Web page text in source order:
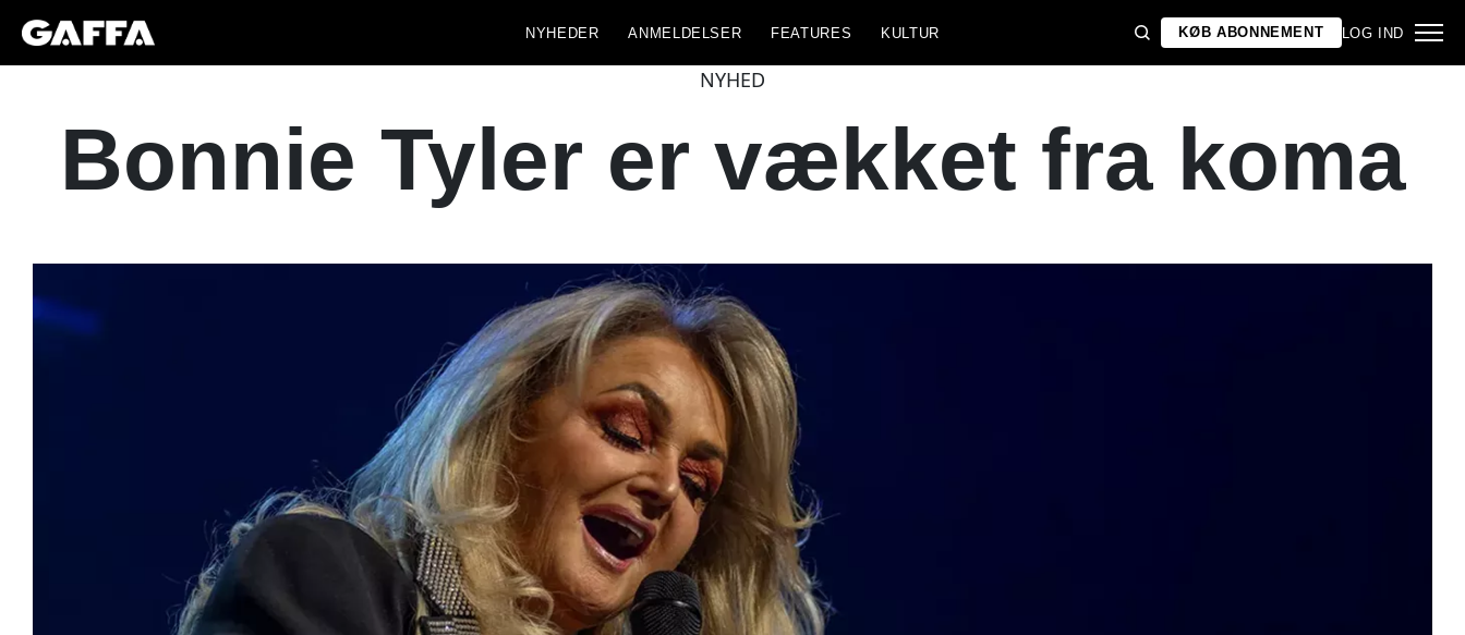
NYHEDER ANMELDELSER FEATURES KULTUR KØB ABONNEMENT LOG IND
NYHED
Bonnie Tyler er vækket fra koma